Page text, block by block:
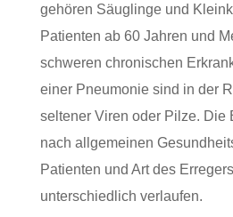
gehören Säuglinge und
Patienten ab 60 Jahren und
schweren chronischen
einer Pneumonie sind in der
seltener Viren oder Pilze. Die
nach allgemeinen
Patienten und Art des
unterschiedlich verlaufen.